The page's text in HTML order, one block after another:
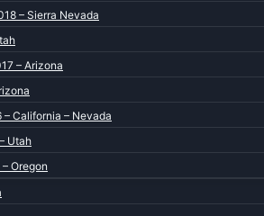
– Sierra Nevada
– Arizona
– California – Nevada
Utah
Oregon